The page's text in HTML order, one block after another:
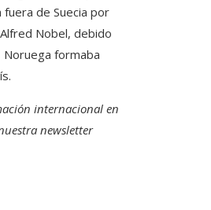
de Suecia por
Nobel, debido
Noruega formaba
internacional en
newsletter